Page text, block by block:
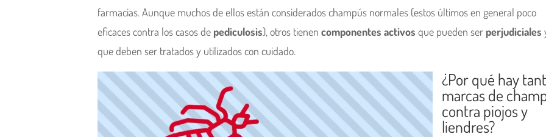
farmacias. Aunque muchos de ellos están considerados champús normales (estos últimos en general poco
eficaces contra los casos de pediculosis), otros tienen componentes activos que pueden ser perjudiciales
que deben ser tratados y utilizados con cuidado.
¿Por qué hay
marcas de
contra piojos y
liendres?